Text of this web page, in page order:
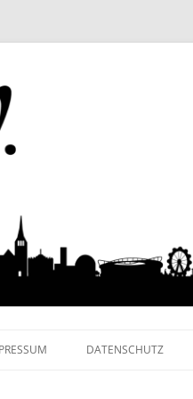
DATENSCHUTZ